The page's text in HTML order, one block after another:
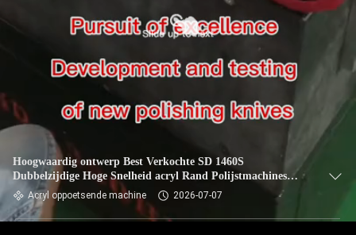
Hoogwaardig ontwerp Best Verkochte SD 1460S
Dubbelzijdige Hoge Snelheid acryl Rand Polijstmachines
Leveranciers
Acryl oppoetsende machine 2026-07-07